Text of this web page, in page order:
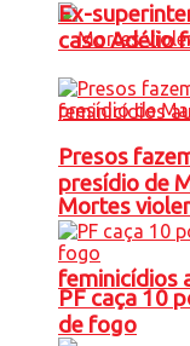
Mortes
feminicídios
Ex-
caso Adélio
Presos
presídio de
PF caça 10
de fogo